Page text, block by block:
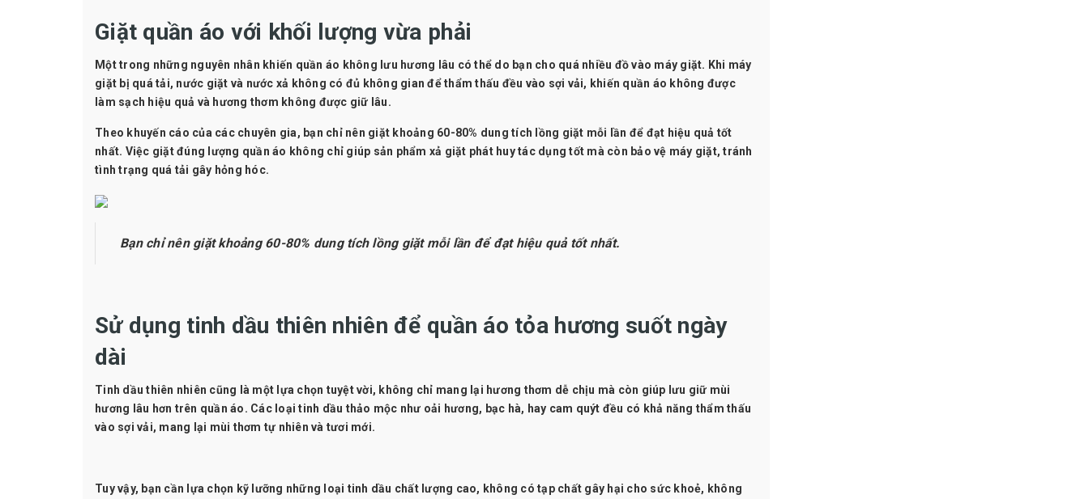
Giặt quần áo với khối lượng vừa phải
Một trong những nguyên nhân khiến quần áo không lưu hương lâu có thể do bạn cho quá nhiều đồ vào máy giặt. Khi máy
giặt bị quá tải, nước giặt và nước xả không có đủ không gian để thẩm thấu đều vào sợi vải, khiến quần áo không được
làm sạch hiệu quả và hương thơm không được giữ lâu.
Theo khuyến cáo của các chuyên gia, bạn chỉ nên giặt khoảng 60-80% dung tích lồng giặt mỗi lần để đạt hiệu quả tốt
nhất. Việc giặt đúng lượng quần áo không chỉ giúp sản phẩm xả giặt phát huy tác dụng tốt mà còn bảo vệ máy giặt, tránh
tình trạng quá tải gây hỏng hóc.
Bạn chỉ nên giặt khoảng 60-80% dung tích lồng giặt mỗi lần để đạt hiệu quả tốt nhất.
Sử dụng tinh dầu thiên nhiên để quần áo tỏa hương suốt ngày
dài
Tinh dầu thiên nhiên cũng là một lựa chọn tuyệt vời, không chỉ mang lại hương thơm dễ chịu mà còn giúp lưu giữ mùi
hương lâu hơn trên quần áo. Các loại tinh dầu thảo mộc như oải hương, bạc hà, hay cam quýt đều có khả năng thẩm thấu
vào sợi vải, mang lại mùi thơm tự nhiên và tươi mới.
Tuy vậy, bạn cần lựa chọn kỹ lưỡng những loại tinh dầu chất lượng cao, không có tạp chất gây hại cho sức khoẻ, không